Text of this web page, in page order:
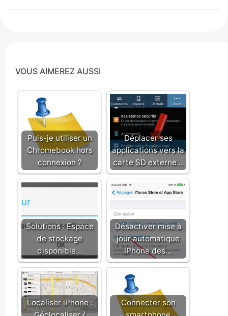
VOUS AIMEREZ AUSSI
Puis-je utiliser un
Chromebook hors
connexion ?
Déplacer ses
applications vers la
carte SD externe…
Solutions : Espace
de stockage
disponible…
Désactiver mise à
jour automatique
iPhone des…
Localiser iPhone :
Connecter son